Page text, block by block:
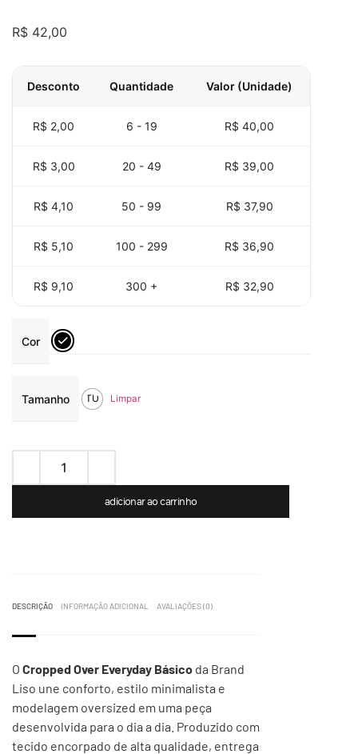
R$ 42,00
Desconto Quantidade Valor (Unidade)
R$ 2,00 6 - 19 R$ 40,00
R$ 3,00 20 - 49 R$ 39,00
R$ 4,10 50 - 99 R$ 37,90
R$ 5,10 100 - 299 R$ 36,90
R$ 9,10 300 + R$ 32,90
Cor
Tamanho TU Limpar
adicionar ao carrinho
DESCRIÇÃO INFORMAÇÃO ADICIONAL AVALIAÇÕES (0)
O Cropped Over Everyday Básico da Brand
Liso une conforto, estilo minimalista e
modelagem oversized em uma peça
desenvolvida para o dia a dia. Produzido com
tecido encorpado de alta qualidade, entrega